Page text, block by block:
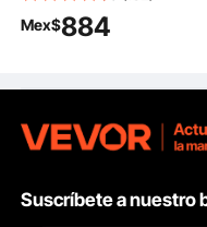
para coche con bolsillo
de almacenamiento,
perros pequeños y
medianos de hasta 25
Mex$884
Suscríbete a nuestro